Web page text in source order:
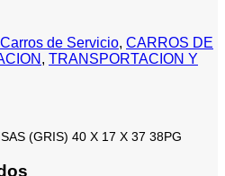
Carros de Servicio, CARROS DE
, TRANSPORTACION Y
(GRIS) 40 X 17 X 37 38PG